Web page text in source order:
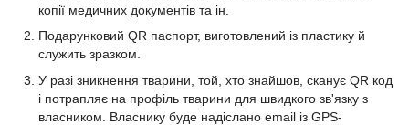
копії медичних документів та ін.
Подарунковий QR паспорт, виготовлений із пластику й
служить зразком.
У разі зникнення тварини, той, хто знайшов, сканує QR код
і потрапляє на профіль тварини для швидкого зв'язку з
власником. Власнику буде надіслано email із GPS-